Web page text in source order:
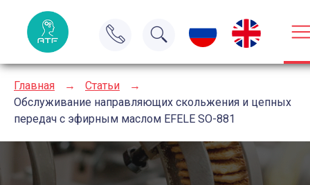
Главная → Статьи
→
Обслуживание направляющих скольжения и цепных
передач с эфирным маслом EFELE SO-881